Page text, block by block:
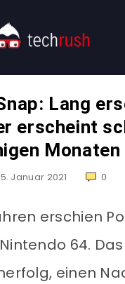
Lang
erscheint
Monaten
Januar 2021 0
erschien
64.
einen